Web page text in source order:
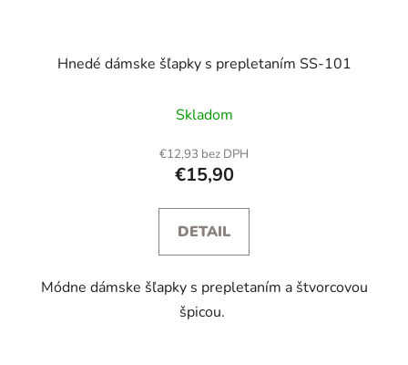
Hnedé dámske šľapky s prepletaním SS-101
hodnotenie
produktu
je
z
Skladom
€12,93 bez DPH
€15,90
DETAIL
Módne dámske šľapky s prepletaním a štvorcovou
špicou.